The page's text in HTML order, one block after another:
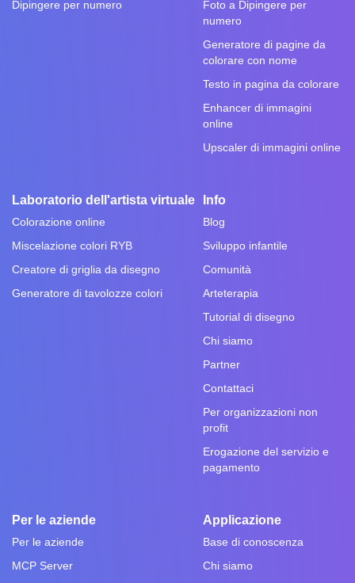
Dipingere per numero
Foto a Dipingere per
numero
Generatore di pagine da
colorare con nome
Testo in pagina da colorare
Enhancer di immagini
online
Upscaler di immagini online
Laboratorio dell'artista virtuale
Colorazione online
Miscelazione colori RYB
Creatore di griglia da disegno
Generatore di tavolozze colori
Info
Blog
Sviluppo infantile
Comunità
Arteterapia
Tutorial di disegno
Chi siamo
Partner
Contattaci
Per organizzazioni non
profit
Erogazione del servizio e
pagamento
Per le aziende
Per le aziende
MCP Server
Applicazione
Base di conoscenza
Chi siamo